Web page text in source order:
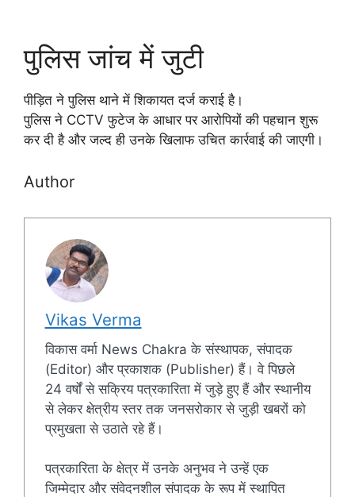
पुलिस जांच में जुटी
पीड़ित ने पुलिस थाने में शिकायत दर्ज कराई है।
पुलिस ने CCTV फुटेज के आधार पर आरोपियों की पहचान शुरू
कर दी है और जल्द ही उनके खिलाफ उचित कार्रवाई की जाएगी।
Author
Vikas Verma
विकास वर्मा News Chakra के संस्थापक, संपादक
(Editor) और प्रकाशक (Publisher) हैं। वे पिछले
24 वर्षों से सक्रिय पत्रकारिता में जुड़े हुए हैं और स्थानीय
से लेकर क्षेत्रीय स्तर तक जनसरोकार से जुड़ी खबरों को
प्रमुखता से उठाते रहे हैं।
पत्रकारिता के क्षेत्र में उनके अनुभव ने उन्हें एक
जिम्मेदार और संवेदनशील संपादक के रूप में स्थापित